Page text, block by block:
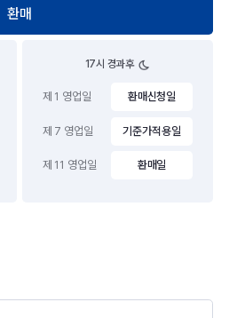
환매
17시 경과후
제 1 영업일 환매신청일
제 7 영업일 기준가적용일
제 11 영업일 환매일